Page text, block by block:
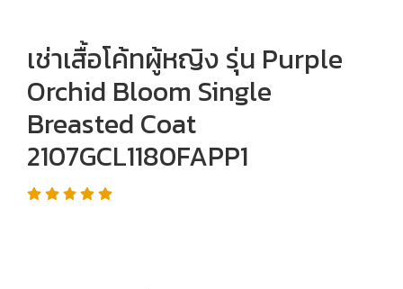
เช่าเสื้อโค้ทผู้หญิง รุ่น Purple
Orchid Bloom Single
Breasted Coat
2107GCL1180FAPP1